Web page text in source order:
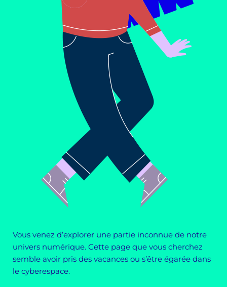
Vous venez d’explorer une partie inconnue de notre
univers numérique. Cette page que vous cherchez
semble avoir pris des vacances ou s’être égarée dans
le cyberespace.